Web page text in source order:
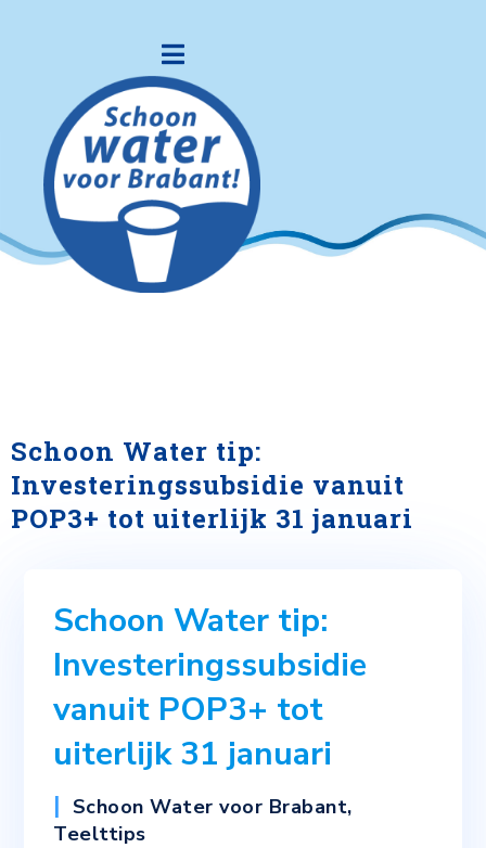
Schoon Water tip:
Investeringssubsidie vanuit
POP3+ tot uiterlijk 31 januari
Schoon Water tip:
Investeringssubsidie
vanuit POP3+ tot
uiterlijk 31 januari
Schoon Water voor Brabant,
Teelttips